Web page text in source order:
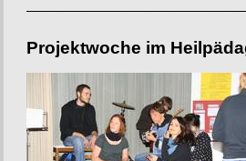
Projektwoche im